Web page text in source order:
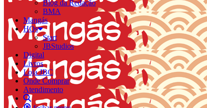
Blog da Redação
BMA
Mangás
HQs
Start
JBStudios
Digital
Livros
Loja JBC
Onde Comprar
Atendimento